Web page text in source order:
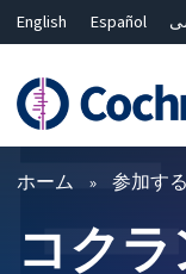
English Español
Deutsch
Bahasa
繁體中文
简体中文
フィルター
ホーム 参加する
コク